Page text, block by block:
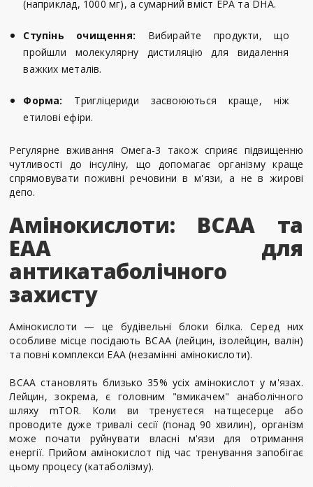
(наприклад, 1000 мг), а сумарний вміст EPA та DHA.
Ступінь очищення: Вибирайте продукти, що
пройшли молекулярну дистиляцію для видалення
важких металів.
Форма: Тригліцериди засвоюються краще, ніж
етилові ефіри.
Регулярне вживання Омега-3 також сприяє підвищенню
чутливості до інсуліну, що допомагає організму краще
спрямовувати поживні речовини в м'язи, а не в жирові
депо.
Амінокислоти: BCAA та
EAA для
антикатаболічного
захисту
Амінокислоти — це будівельні блоки білка. Серед них
особливе місце посідають BCAA (лейцин, ізолейцин, валін)
та повні комплекси EAA (незамінні амінокислоти).
BCAA становлять близько 35% усіх амінокислот у м'язах.
Лейцин, зокрема, є головним "вмикачем" анаболічного
шляху mTOR. Коли ви тренуєтеся натщесерце або
проводите дуже тривалі сесії (понад 90 хвилин), організм
може почати руйнувати власні м'язи для отримання
енергії. Прийом амінокислот під час тренування запобігає
цьому процесу (катаболізму).